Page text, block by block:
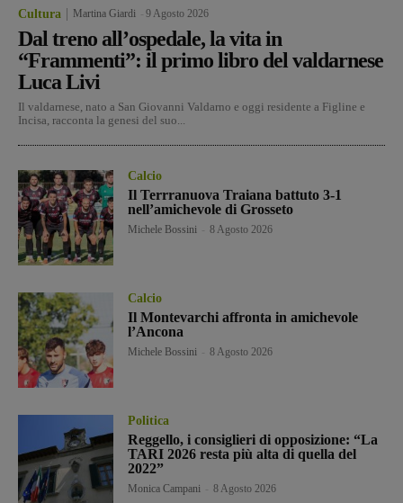
Cultura Martina Giardi 9 Agosto 2026
Dal treno all’ospedale, la vita in
“Frammenti”: il primo libro del valdarnese
Luca Livi
Il valdarnese, nato a San Giovanni Valdarno e oggi residente a Figline e
Incisa, racconta la genesi del suo...
Calcio
Il Terrranuova Traiana battuto 3-1
nell’amichevole di Grosseto
Michele Bossini 8 Agosto 2026
Calcio
Il Montevarchi affronta in amichevole
l’Ancona
Michele Bossini 8 Agosto 2026
Politica
Reggello, i consiglieri di opposizione: “La
TARI 2026 resta più alta di quella del
2022”
Monica Campani 8 Agosto 2026